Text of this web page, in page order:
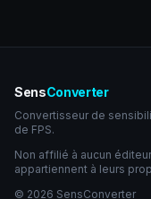
SensConverter
Convertisseur de
de FPS.
Non affilié à aucun
appartiennent à leurs
© 2026 SensConverter